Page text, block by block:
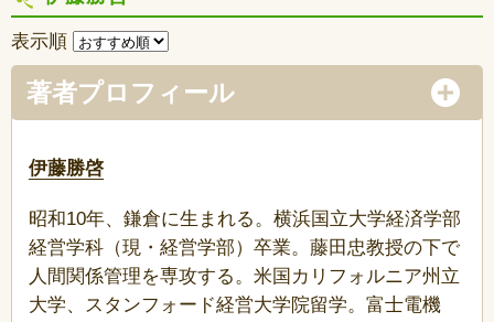
表示順
著者プロフィール
伊藤勝啓
昭和10年、鎌倉に生まれる。横浜国立大学経済学部
経営学科（現・経営学部）卒業。藤田忠教授の下で
人間関係管理を専攻する。米国カリフォルニア州立
大学、スタンフォード経営大学院留学。富士電機